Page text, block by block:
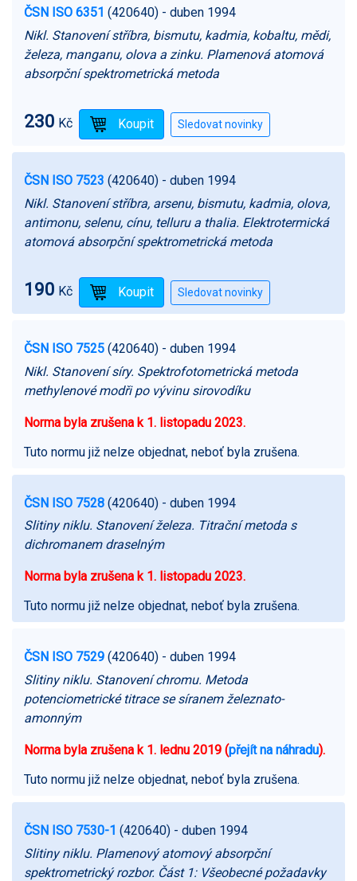
ČSN ISO 6351 (420640) - duben 1994
Nikl. Stanovení stříbra, bismutu, kadmia, kobaltu, mědi,
železa, manganu, olova a zinku. Plamenová atomová
absorpční spektrometrická metoda
230 Kč
ČSN ISO 7523 (420640) - duben 1994
Nikl. Stanovení stříbra, arsenu, bismutu, kadmia, olova,
antimonu, selenu, cínu, telluru a thalia. Elektrotermická
atomová absorpční spektrometrická metoda
190 Kč
ČSN ISO 7525 (420640) - duben 1994
Nikl. Stanovení síry. Spektrofotometrická metoda
methylenové modři po vývinu sirovodíku
Norma byla zrušena k 1. listopadu 2023.
Tuto normu již nelze objednat, neboť byla zrušena.
ČSN ISO 7528 (420640) - duben 1994
Slitiny niklu. Stanovení železa. Titrační metoda s
dichromanem draselným
Norma byla zrušena k 1. listopadu 2023.
Tuto normu již nelze objednat, neboť byla zrušena.
ČSN ISO 7529 (420640) - duben 1994
Slitiny niklu. Stanovení chromu. Metoda
potenciometrické titrace se síranem železnato-
amonným
Norma byla zrušena k 1. lednu 2019 (přejít na náhradu).
Tuto normu již nelze objednat, neboť byla zrušena.
ČSN ISO 7530-1 (420640) - duben 1994
Slitiny niklu. Plamenový atomový absorpční
spektrometrický rozbor. Část 1: Všeobecné požadavky